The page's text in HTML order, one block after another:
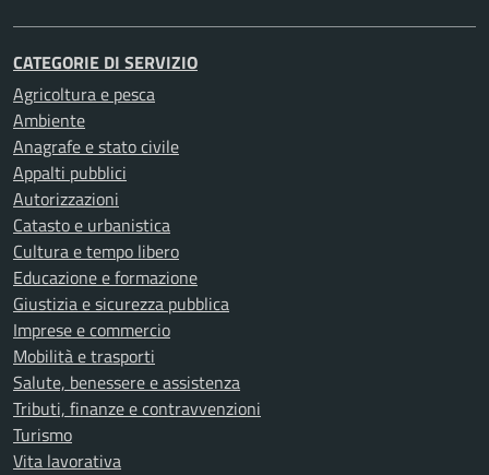
CATEGORIE DI SERVIZIO
Agricoltura e pesca
Ambiente
Anagrafe e stato civile
Appalti pubblici
Autorizzazioni
Catasto e urbanistica
Cultura e tempo libero
Educazione e formazione
Giustizia e sicurezza pubblica
Imprese e commercio
Mobilità e trasporti
Salute, benessere e assistenza
Tributi, finanze e contravvenzioni
Turismo
Vita lavorativa